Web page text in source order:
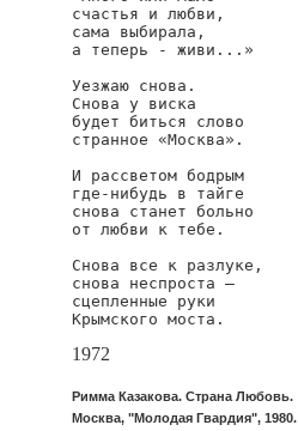
счастья и любви,
сама выбирала,
а теперь - живи...»
Уезжаю снова.
Снова у виска
будет биться слово
странное «Москва».
И рассветом бодрым
где-нибудь в тайге
снова станет больно
от любви к тебе.
Снова все к разлуке,
снова неспроста —
сцепленные руки
Крымского моста.
1972
Римма Казакова. Страна Любовь.
Москва, "Молодая Гвардия", 1980.